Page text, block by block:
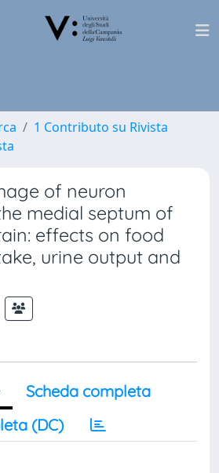
1 Contributo su Rivista
of neuron
medial septum of
effects on food
urine output and
Scheda completa
(DC)